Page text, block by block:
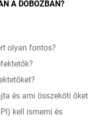
A DOBOZBAN?
olyan fontos?
és ami összeköti őket
kell ismerni és